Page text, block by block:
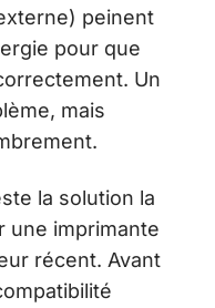
peinent
pour que
Un
mais
la solution la
une imprimante
récent. Avant